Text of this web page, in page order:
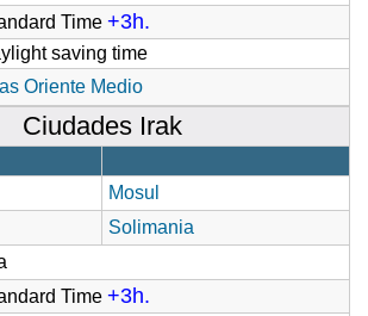
Time +3h.
saving time
Oriente Medio
Ciudades Irak
Mosul
Solimania
Time +3h.